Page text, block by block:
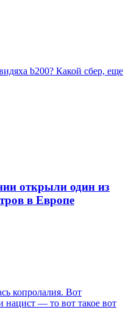
b200? Какой сбер, еще
открыли один из
в Европе
копролалия. Вот
нацист — то вот такое вот